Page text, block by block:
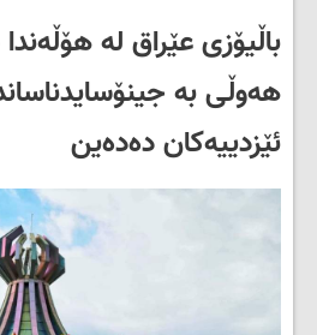
باڵیۆزی عێراق لە
هەوڵى بە
ئێزدییەکان دەدەین